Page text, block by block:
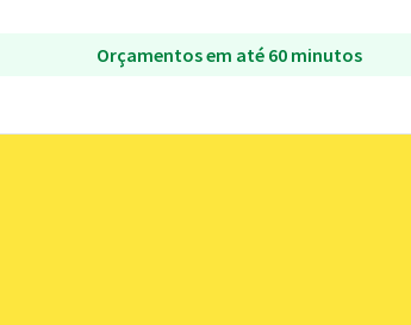
Orçamentos em até 60 minutos